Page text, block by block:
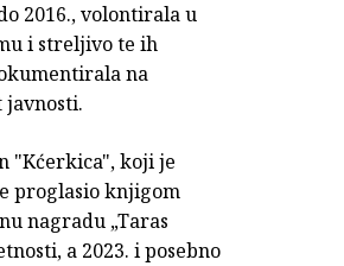
2016., volontirala u
i streljivo te ih
na
javnosti.
"Kćerkica", koji je
proglasio knjigom
nagradu „Taras
a 2023. i posebno